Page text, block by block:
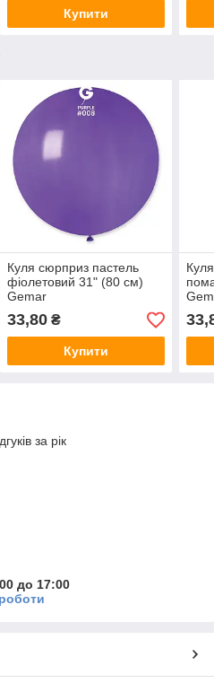
Купити
Куля сюрприз пастель
фіолетовий 31" (80 см)
Gemar
33,80₴
Купити
за рік
до 17:00